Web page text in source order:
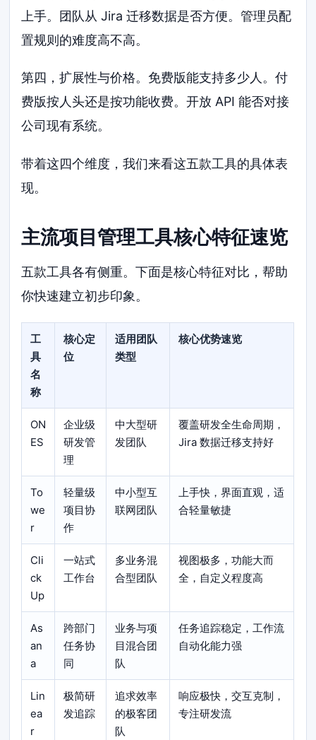
上手。团队从 Jira 迁移数据是否方便。管理员配
置规则的难度高不高。
第四，扩展性与价格。免费版能支持多少人。付
费版按人头还是按功能收费。开放 API 能否对接
公司现有系统。
带着这四个维度，我们来看这五款工具的具体表
现。
主流项目管理工具核心特征速览
五款工具各有侧重。下面是核心特征对比，帮助
你快速建立初步印象。
工
具
名
称
核心定
位
适用团队
类型
核心优势速览
ON
ES
企业级
研发管
理
中大型研
发团队
覆盖研发全生命周期，
Jira 数据迁移支持好
To
we
r
轻量级
项目协
作
中小型互
联网团队
上手快，界面直观，适
合轻量敏捷
Cli
ck
Up
一站式
工作台
多业务混
合型团队
视图极多，功能大而
全，自定义程度高
As
an
a
跨部门
任务协
同
业务与项
目混合团
队
任务追踪稳定，工作流
自动化能力强
Lin
ea
r
极简研
发追踪
追求效率
的极客团
队
响应极快，交互克制，
专注研发流